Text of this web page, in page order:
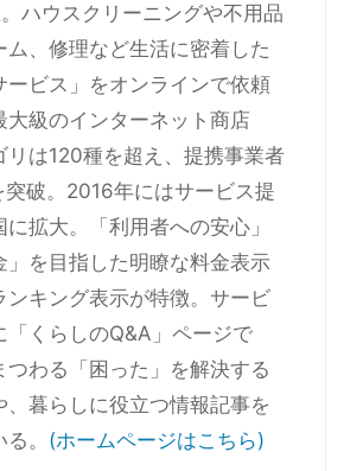
ハウスクリーニングや不用品
ム、修理など生活に密着した
ービス」をオンラインで依頼
大級のインターネット商店
リは120種を超え、提携事業者
破。2016年にはサービス提
拡大。「利用者への安心」
」を目指した明瞭な料金表示
ンキング表示が特徴。サービ
「くらしのQ&A」ページで
つわる「困った」を解決する
、暮らしに役立つ情報記事を
。 (ホームページはこちら)